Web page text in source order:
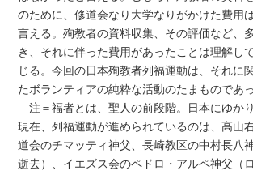
のために、修道会なり大学なりがかけた費用
言える。殉教者の資料収集、その評価など、
き、それに伴った費用があったことは理解し
じる。今回の日本殉教者列福運動は、それに
たボランティアの純粋な活動のたまものであっ
注＝福者とは、聖人の前段階。日本にゆか
現在、列福運動が進められているのは、高山
道会のチマッティ神父、長崎教区の中村長八
逝去）、イエズス会のペドロ・アルペ神父（